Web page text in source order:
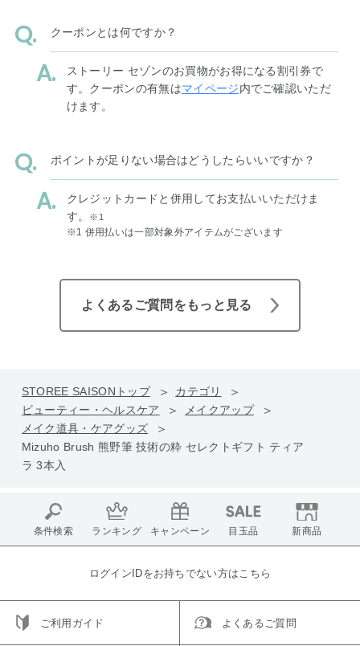
クーポンとは何ですか？
ストーリー セゾンのお買物がお得になる割引券で
す。クーポンの有無はマイページ内でご確認いただ
けます。
ポイントが足りない場合はどうしたらいいですか？
クレジットカードと併用してお支払いいただけま
す。
※1
※1 併用払いは一部対象外アイテムがございます
よくあるご質問をもっと見る
STOREE SAISONトップ
カテゴリ
ビューティー・ヘルスケア
メイクアップ
メイク道具・ケアグッズ
Mizuho Brush 熊野筆 技術の粋 セレクトギフト ティア
ラ 3本入
条件検索 ランキング キャンペーン 目玉品 新商品
ログインIDをお持ちでない方はこちら
ご利用ガイド よくあるご質問